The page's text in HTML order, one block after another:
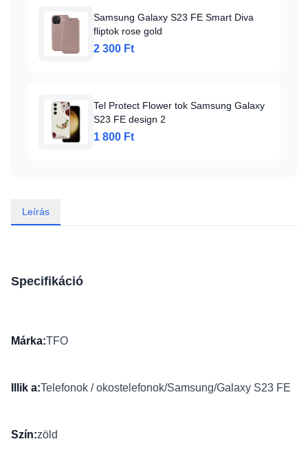
Samsung Galaxy S23 FE Smart Diva
fliptok rose gold
2 300 Ft
Tel Protect Flower tok Samsung Galaxy
S23 FE design 2
1 800 Ft
Leírás
Specifikáció
Márka:TFO
Illik a:Telefonok / okostelefonok/Samsung/Galaxy S23 FE
Szín:zöld